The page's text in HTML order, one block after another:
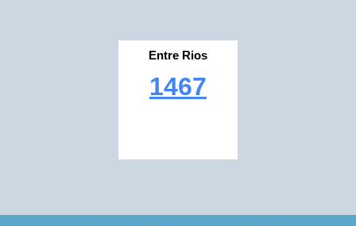
Entre Rios
1467